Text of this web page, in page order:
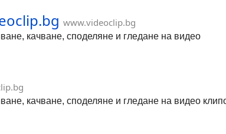
www.videoclip.bg
качване, споделяне и гледане на видео
качване, споделяне и гледане на видео